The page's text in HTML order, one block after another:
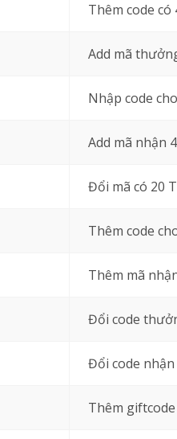
Thêm code có
Add mã
Nhập code
Add mã nhận
Đổi mã có 20
Thêm code
Thêm mã
Đổi code
Đổi code
Thêm giftcode